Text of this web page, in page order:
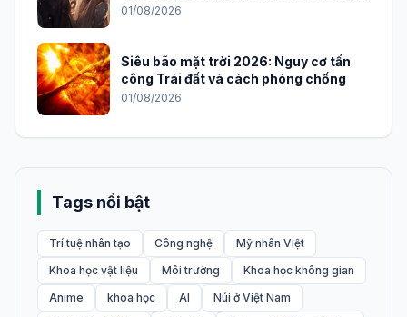
2026
01/08/2026
Siêu bão mặt trời 2026: Nguy cơ tấn
công Trái đất và cách phòng chống
01/08/2026
Tags nổi bật
Trí tuệ nhân tạo Công nghệ
Mỹ nhân Việt
Khoa học vật liệu
Môi trường
Khoa học không gian
Anime
khoa học AI
Núi ở Việt Nam